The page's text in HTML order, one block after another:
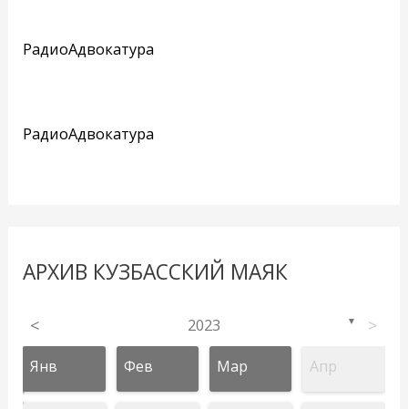
РадиоАдвокатура
РадиоАдвокатура
АРХИВ КУЗБАССКИЙ МАЯК
< 2023 ▼ >
Янв Фев Мар Апр